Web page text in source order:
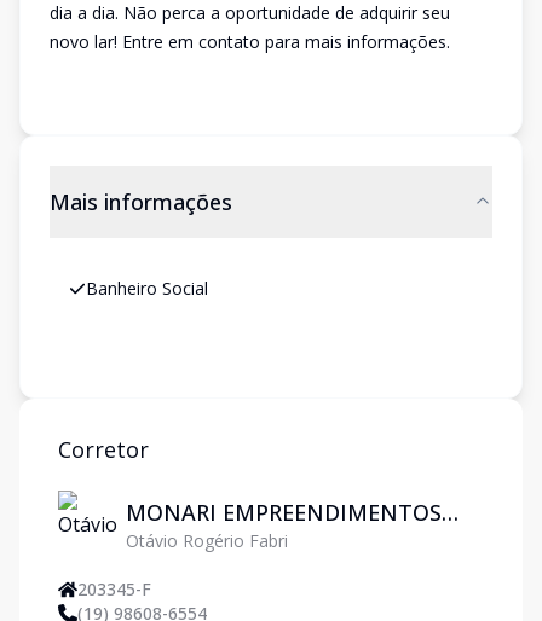
dia a dia. Não perca a oportunidade de adquirir seu
novo lar! Entre em contato para mais informações.
Mais informações
Banheiro Social
Corretor
MONARI EMPREENDIMENTOS
IMOBILIARIOS LTDA
Otávio Rogério Fabri
203345-F
(19) 98608-6554